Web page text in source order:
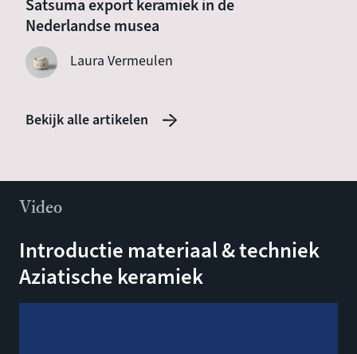
Satsuma export keramiek in de
Nederlandse musea
Laura Vermeulen
Bekijk alle artikelen
Video
Introductie materiaal & techniek
Aziatische keramiek